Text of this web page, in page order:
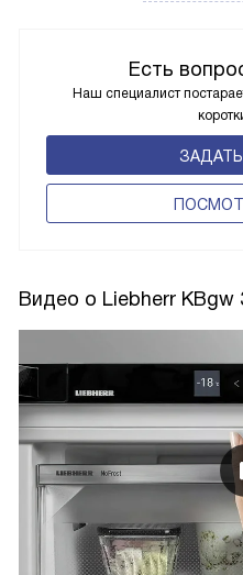
Есть
Наш специалист
Видео о Liebherr KBgw